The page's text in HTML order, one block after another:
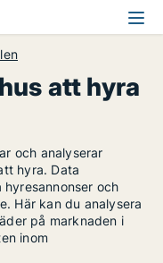
att hyra
och analyserar
hyra. Data
och
Här kan du analysera
på marknaden i
inom